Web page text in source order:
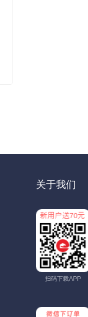
关于我们
扫码下载APP